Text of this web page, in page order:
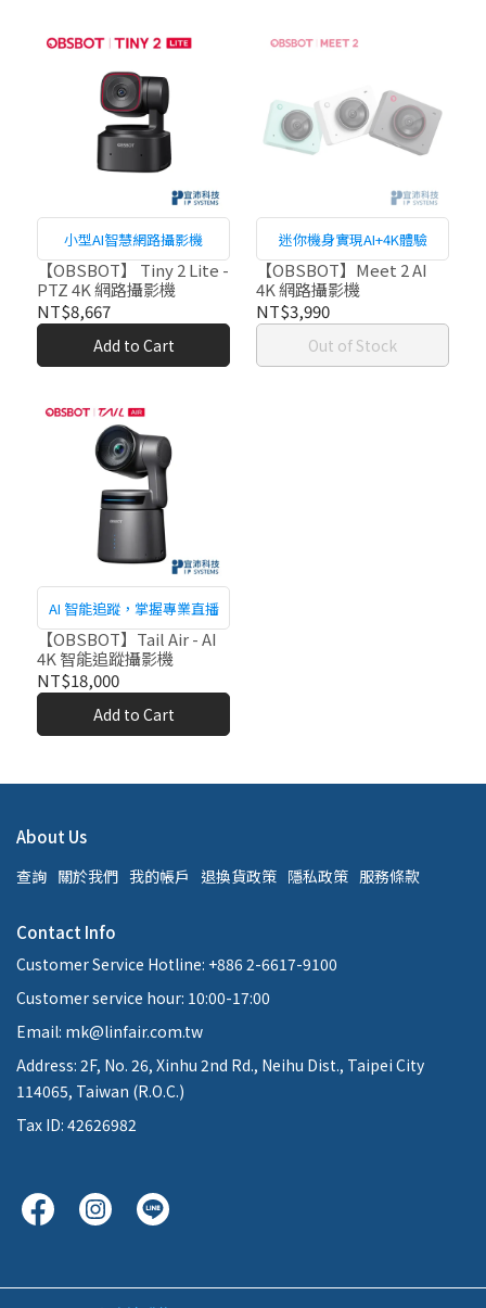
小型AI智慧網路攝影機
【OBSBOT】 Tiny 2 Lite -
PTZ 4K 網路攝影機
NT$8,667
Add to Cart
迷你機身實現AI+4K體驗
【OBSBOT】Meet 2 AI
4K 網路攝影機
NT$3,990
Out of Stock
AI 智能追蹤，掌握專業直播
【OBSBOT】Tail Air - AI
4K 智能追蹤攝影機
NT$18,000
Add to Cart
About Us
查詢 關於我們 我的帳戶 退換貨政策 隱私政策 服務條款
Contact Info
Customer Service Hotline: +886 2-6617-9100
Customer service hour: 10:00-17:00
Email: mk@linfair.com.tw
Address: 2F, No. 26, Xinhu 2nd Rd., Neihu Dist., Taipei City
114065, Taiwan (R.O.C.)
Tax ID: 42626982